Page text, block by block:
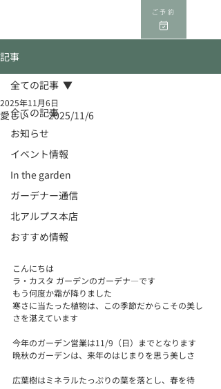
ご予約
記事
全ての記事
お知らせ
イベント情報
In the garden
ガーデナー通信
北アルプス本店
おすすめ情報
全ての記事
愛しい 2025/11/6
2025年11月6日
こんにちは
ラ・カスタ ガーデンのガーデナ―です
もう何度か霜が降りました
寒さに当たった植物は、この季節だからこその美し
さを湛えています
今年のガーデン営業は11/9（日）までとなります
晩秋のガーデンは、来年のはじまりを思う美しさ
広葉樹はミネラルたっぷりの葉を落とし、春を待